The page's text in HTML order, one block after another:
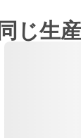
同じ生